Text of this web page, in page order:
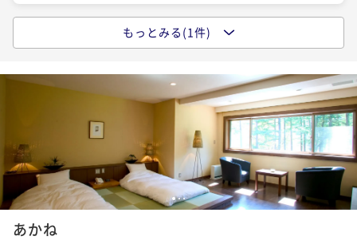
世界が見つけた山形で、ふたりの温泉リトリート◆米
沢牛創作懐石 × 日本酒ペアリングプラン
現地決済可 事前決済可
IN 15:00 - 18:00 OUT11:00
ポイント即利用で最大7％OFF
¥96,800~
2名 ¥ 90,024 ~
もっとみる(1件)
123
あかね